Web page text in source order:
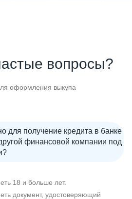
вопросы?
оформления выкупа
для получение кредита в банке
финансовой компании под
18 и больше лет.
документ, удостоверяющий